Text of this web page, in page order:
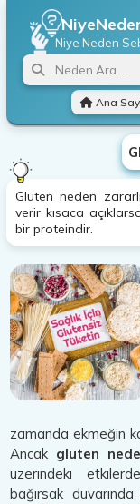
Niye Neden
Ana
Gluten neden
verir kısaca
bir proteindir.
zamanda ekmeğin
Ancak gluten
üzerindeki
bağırsak